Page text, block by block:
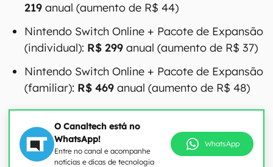
219 anual (aumento de R$ 44)
Nintendo Switch Online + Pacote de Expansão
(individual): R$ 299 anual (aumento de R$ 37)
Nintendo Switch Online + Pacote de Expansão
(familiar): R$ 469 anual (aumento de R$ 48)
O Canaltech está no
WhatsApp!
Entre no canal e acompanhe
notícias e dicas de tecnologia
WhatsApp